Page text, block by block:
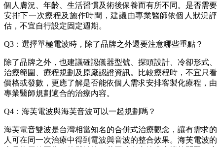
個人膚況、年齡、生活習慣及術後保養而有所不同。是否需要
安排下一次療程及施作時間，建議由專業醫師依個人狀況評
估，不宜自行設定固定週期。
Q3：選擇單極電波時，除了品牌之外還要注意哪些重點？
除了品牌之外，也建議確認儀器型號、探頭設計、冷卻形式、
治療範圍、療程規劃及原廠認證資訊。比較療程時，不宜只看
價格或發數，更應了解是否能依個人需求安排客製化療程，由
專業醫師規劃適合的治療內容。
Q4：海芙電波與海芙音波可以一起規劃嗎？
海芙電音雙波是台灣相當知名的合併式治療觀念，讓有需求的
人可在同一次治療中得到電波與音波的整合效果。海芙電波的